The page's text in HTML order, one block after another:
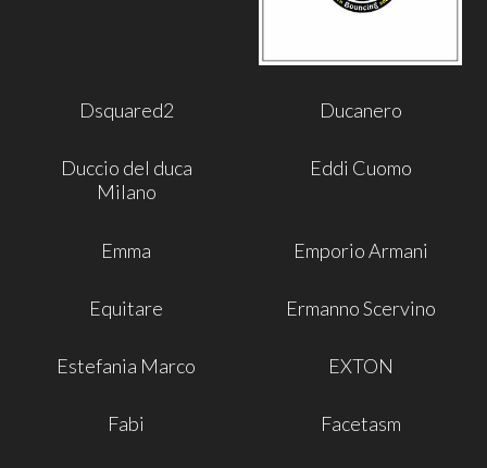
Dsquared2 Ducanero
Duccio del duca
Milano
Eddi Cuomo
Emma Emporio Armani
Equitare Ermanno Scervino
Estefania Marco EXTON
Fabi Facetasm